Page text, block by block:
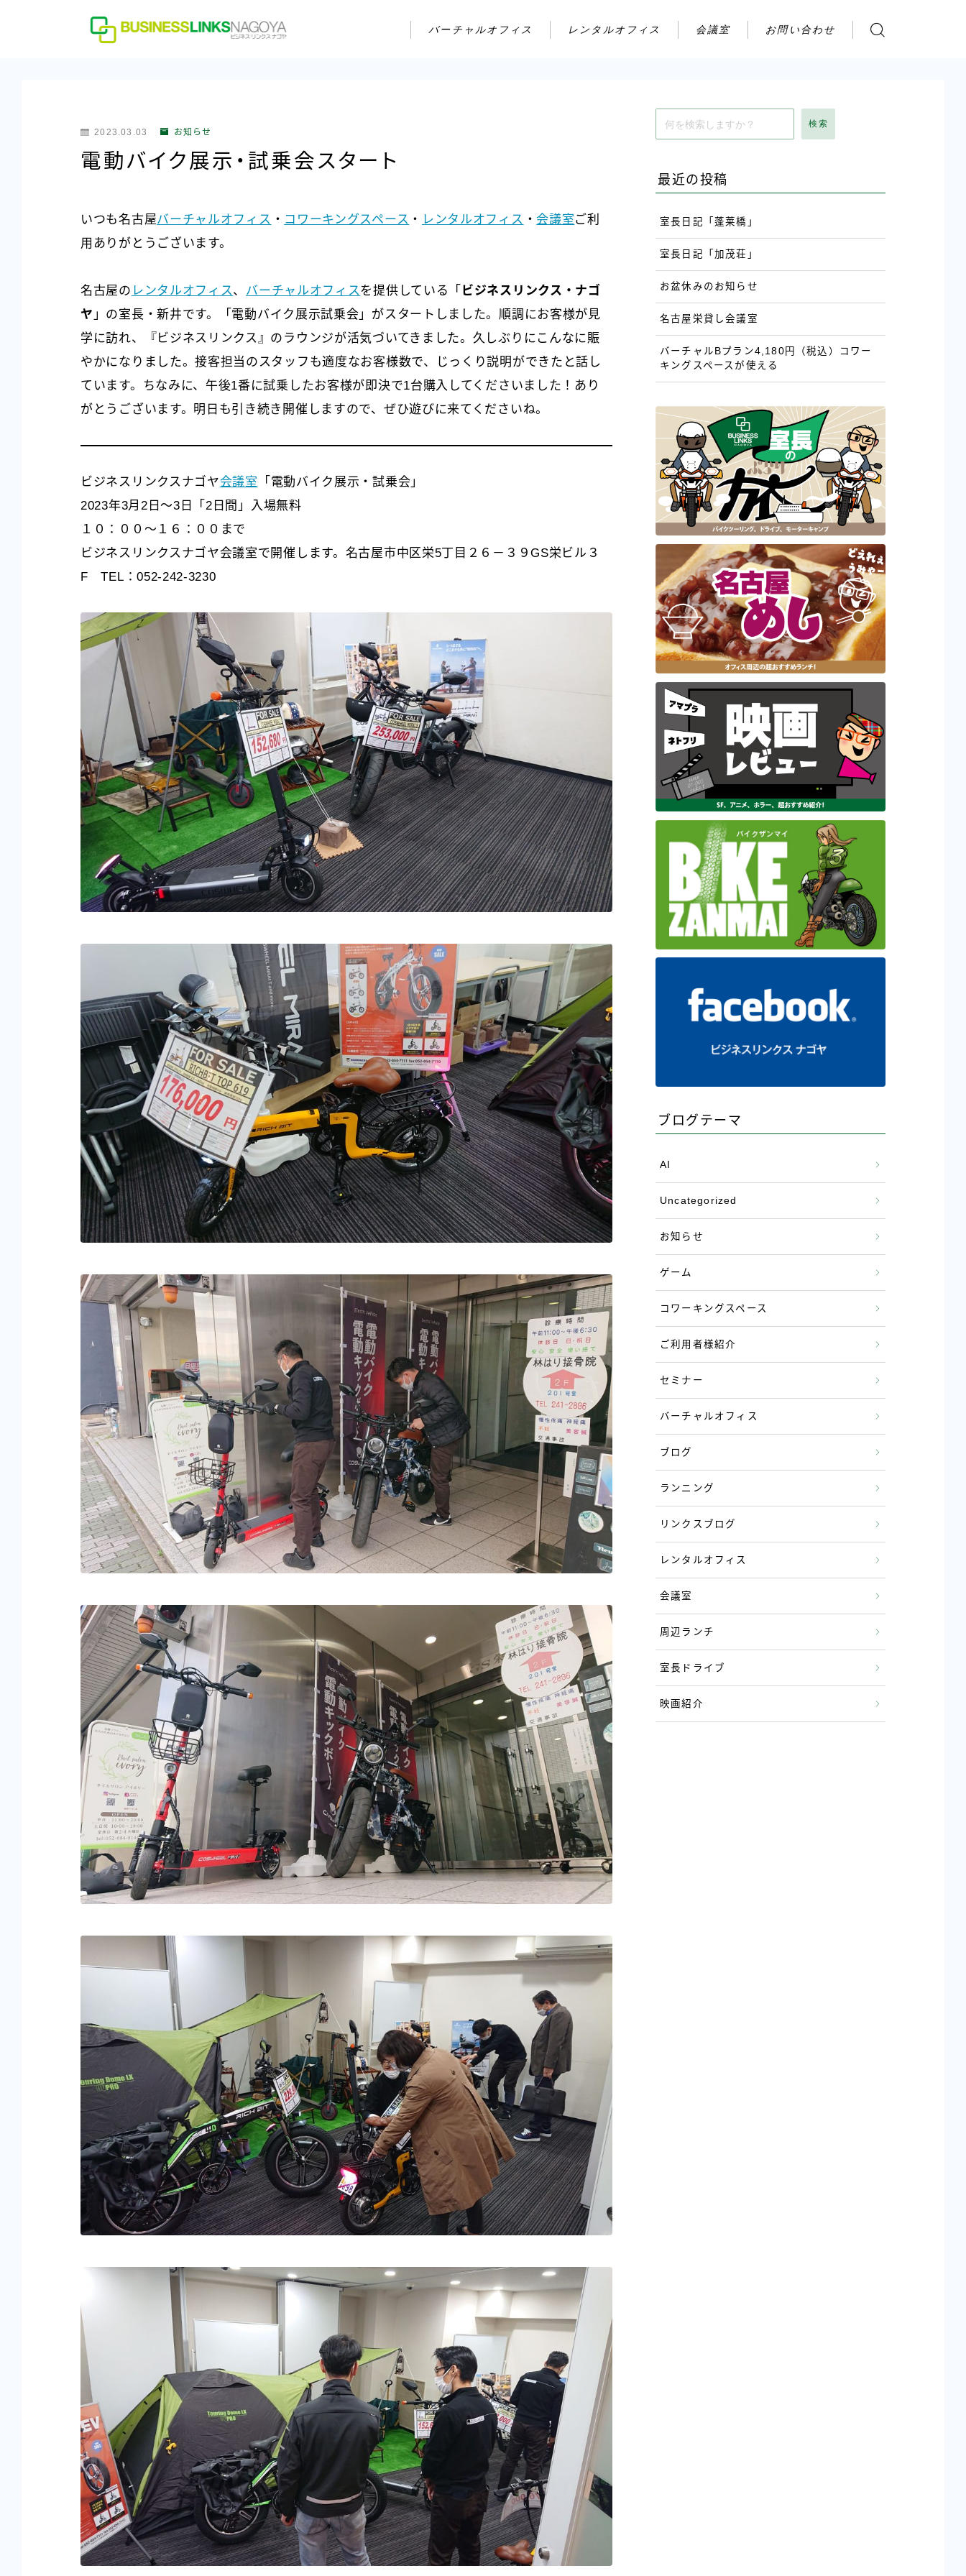
バーチャルオフィス レンタルオフィス 会議室 お問い合わせ
アクセス
2023.03.03 お知らせ
電動バイク展示・試乗会スタート
いつも名古屋バーチャルオフィス ・ コワーキングスペース ・ レンタルオフィス ・会議室ご利
用ありがとうございます。
名古屋の レンタルオフィス、 バーチャルオフィスを提供している「 ビジネスリンクス・ナゴ
ヤ 」の室長・新井です。「電動バイク展示試乗会」がスタートしました。順調にお客様が見
学に訪れ、『ビジネスリンクス』のラウンジが活気づいてきました。久しぶりにこんなに賑
やかになりました。接客担当のスタッフも適度なお客様数で、じっくり説明ができたと話し
ています。ちなみに、午後1番に試乗したお客様が即決で1台購入してくださいました！あり
がとうございます。明日も引き続き開催しますので、ぜひ遊びに来てくださいね。
ビジネスリンクスナゴヤ会議室 「電動バイク展示・試乗会」
2023年3月2日～3日「2日間」入場無料
１０：００～１６：００まで
ビジネスリンクスナゴヤ会議室で開催します。名古屋市中区栄5丁目２６－３９GS栄ビル３
F TEL：052-242-3230
検索
最近の投稿
室長日記「蓬莱橋」
室長日記「加茂荘」
お盆休みのお知らせ
名古屋栄貸し会議室
バーチャルBプラン4,180円（税込）コワー
キングスペースが使える
ブログテーマ
AI
Uncategorized
お知らせ
ゲーム
コワーキングスペース
ご利用者様紹介
セミナー
バーチャルオフィス
ブログ
ランニング
リンクスブログ
レンタルオフィス
会議室
周辺ランチ
室長ドライブ
映画紹介